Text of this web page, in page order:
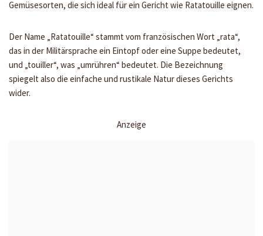
Gemüsesorten, die sich ideal für ein Gericht wie Ratatouille eignen.
Der Name „Ratatouille“ stammt vom französischen Wort „rata“,
das in der Militärsprache ein Eintopf oder eine Suppe bedeutet,
und „touiller“, was „umrühren“ bedeutet. Die Bezeichnung
spiegelt also die einfache und rustikale Natur dieses Gerichts
wider.
Anzeige